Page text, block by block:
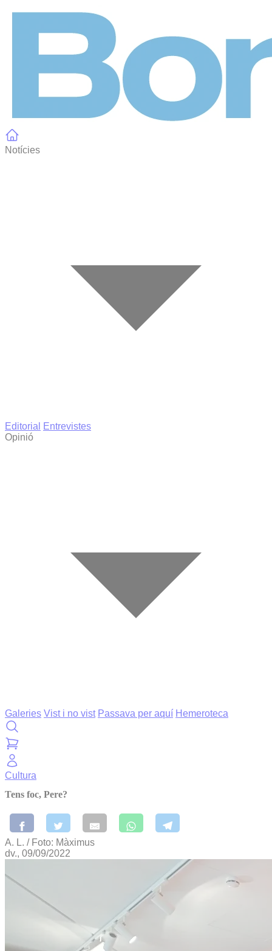
Notícies
Editorial
Entrevistes
Opinió
Galeries Vist i no vist Passava per aquí Hemeroteca
Cultura
Tens foc, Pere?
A. L. / Foto: Màximus
dv., 09/09/2022